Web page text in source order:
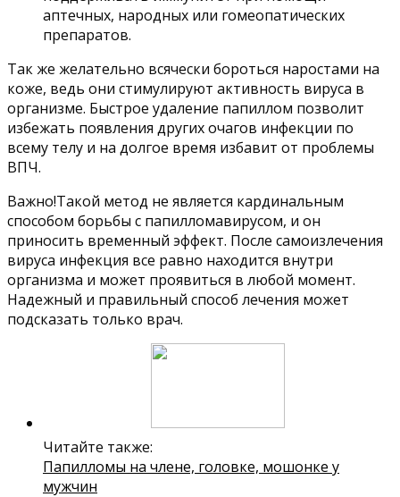
аптечных, народных или гомеопатических
препаратов.
Так же желательно всячески бороться наростами на
коже, ведь они стимулируют активность вируса в
организме. Быстрое удаление папиллом позволит
избежать появления других очагов инфекции по
всему телу и на долгое время избавит от проблемы
ВПЧ.
Важно!Такой метод не является кардинальным
способом борьбы с папилломавирусом, и он
приносить временный эффект. После самоизлечения
вируса инфекция все равно находится внутри
организма и может проявиться в любой момент.
Надежный и правильный способ лечения может
подсказать только врач.
Читайте также:
Папилломы на члене, головке, мошонке у
мужчин